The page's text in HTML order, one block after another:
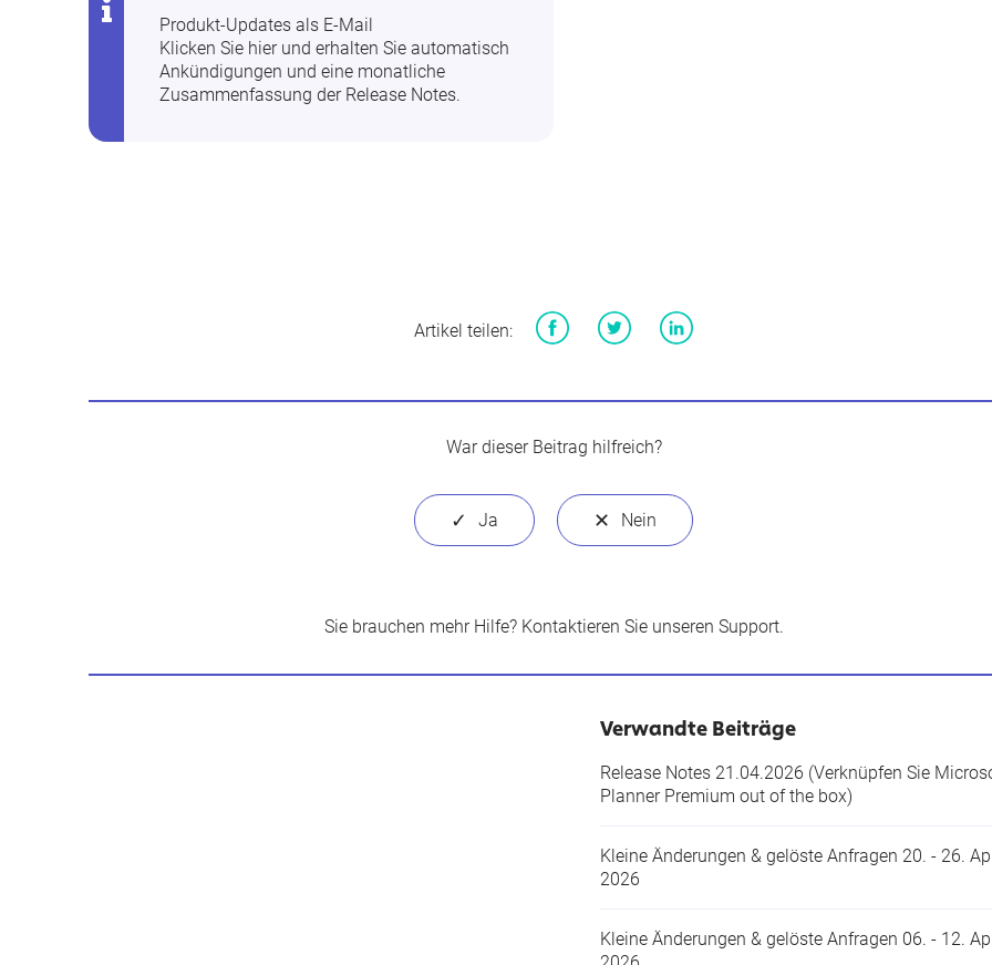
Produkt-Updates als E-Mail
Klicken Sie hierund erhalten Sie automatisch
Ankündigungen und eine monatliche
Zusammenfassung der Release Notes.
Artikel teilen:
War dieser Beitrag hilfreich?
Sie brauchen mehr Hilfe? Kontaktieren Sie unseren Support.
Verwandte Beiträge
Release Notes 21.04.2026 (Verknüpfen Sie
Planner Premium out of the box)
Kleine Änderungen & gelöste Anfragen 20. - 26.
2026
Kleine Änderungen & gelöste Anfragen 06. - 12.